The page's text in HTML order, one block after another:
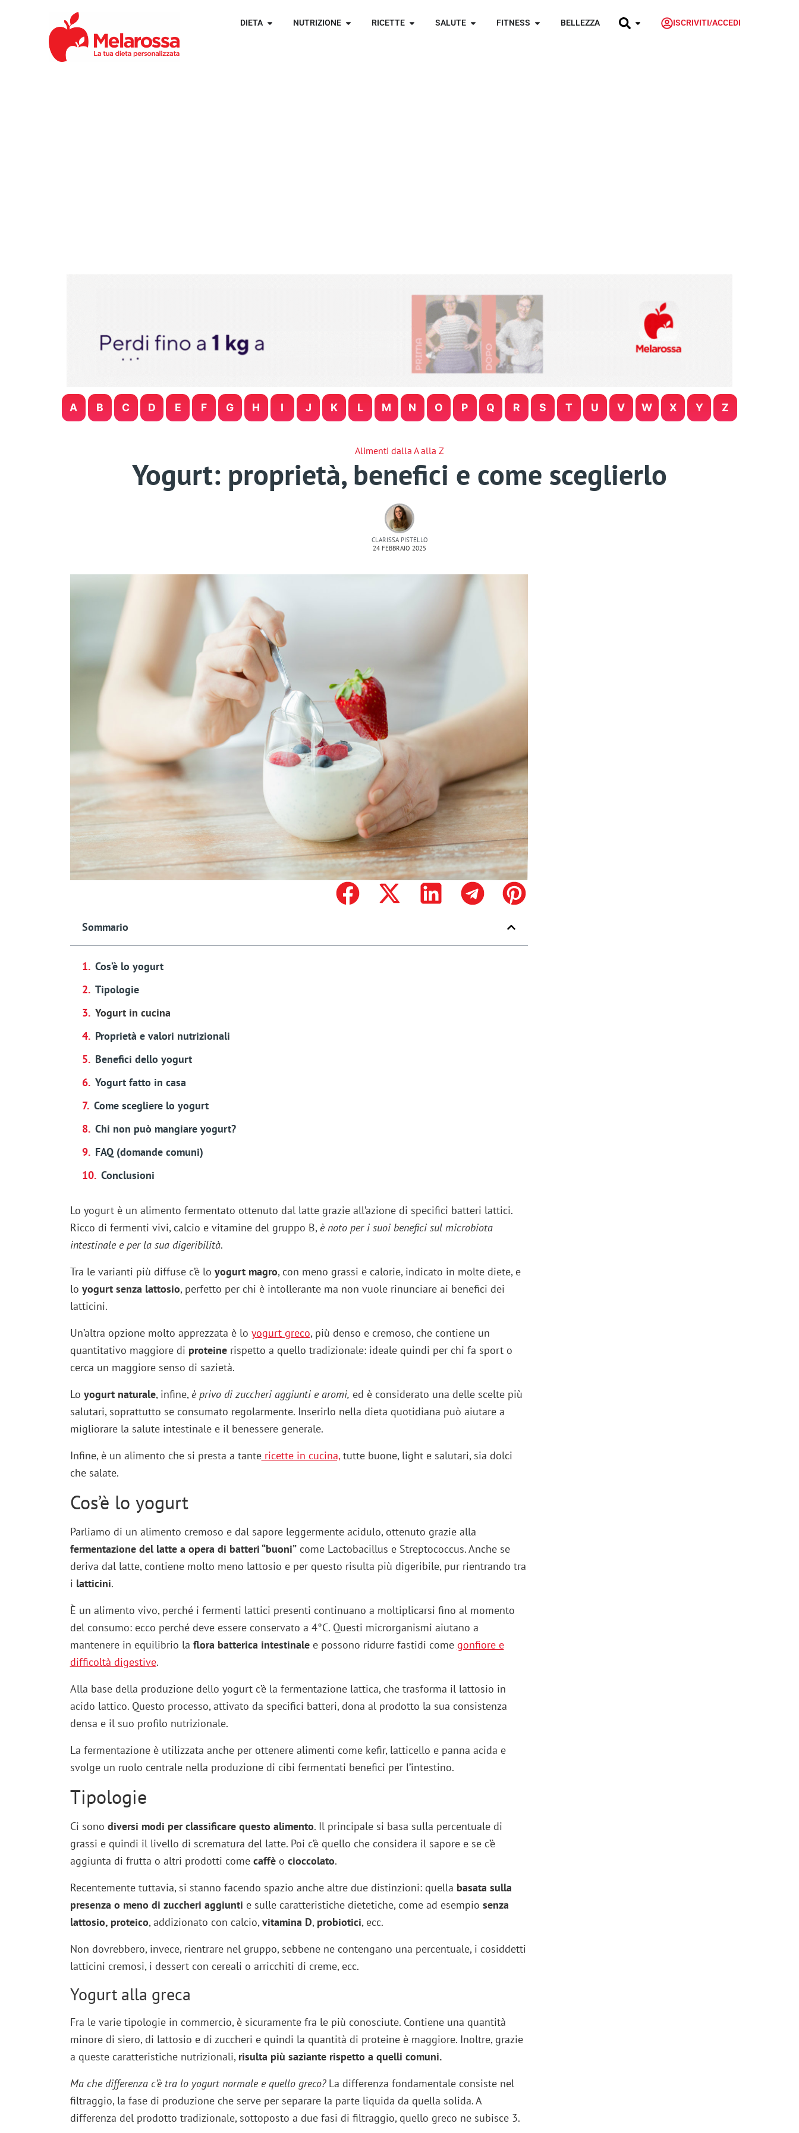
DIETA NUTRIZIONE RICETTE SALUTE FITNESS BELLEZZA ISCRIVITI/ACCEDI
A B C D E F G H I J K L M N O P Q R S T U V W X Y Z
Alimenti dalla A alla Z
Yogurt: proprietà, benefici e come sceglierlo
CLARISSA PISTELLO
24 FEBBRAIO 2025
Sommario
Cos’è lo yogurt
Tipologie
Yogurt in cucina
Proprietà e valori nutrizionali
Benefici dello yogurt
Yogurt fatto in casa
Come scegliere lo yogurt
Chi non può mangiare yogurt?
FAQ (domande comuni)
Conclusioni
Lo yogurt è un alimento fermentato ottenuto dal latte grazie all’azione di specifici batteri lattici.
Ricco di fermenti vivi, calcio e vitamine del gruppo B, è noto per i suoi benefici sul microbiota
intestinale e per la sua digeribilità.
Tra le varianti più diffuse c’è lo yogurt magro, con meno grassi e calorie, indicato in molte diete, e
lo yogurt senza lattosio, perfetto per chi è intollerante ma non vuole rinunciare ai benefici dei
latticini.
Un’altra opzione molto apprezzata è lo yogurt greco, più denso e cremoso, che contiene un
quantitativo maggiore di proteinerispetto a quello tradizionale: ideale quindi per chi fa sport o
cerca un maggiore senso di sazietà.
Lo yogurt naturale, infine, è privo di zuccheri aggiunti e aromi, ed è considerato una delle scelte più
salutari, soprattutto se consumato regolarmente. Inserirlo nella dieta quotidiana può aiutare a
migliorare la salute intestinale e il benessere generale.
Infine, è un alimento che si presta a tantericette in cucina,tutte buone, light e salutari, sia dolci
che salate.
Cos’è lo yogurt
Parliamo di un alimento cremoso e dal sapore leggermente acidulo, ottenuto grazie alla
fermentazione del latte a opera di batteri “buoni”come Lactobacillus e Streptococcus. Anche se
deriva dal latte, contiene molto meno lattosio e per questo risulta più digeribile, pur rientrando tra
i latticini.
È un alimento vivo, perché i fermenti lattici presenti continuano a moltiplicarsi fino al momento
del consumo: ecco perché deve essere conservato a 4°C. Questi microrganismi aiutano a
mantenere in equilibrio la flora batterica intestinale e possono ridurre fastidi come gonfiore e
difficoltà digestive.
Alla base della produzione dello yogurt c’è la fermentazione lattica, che trasforma il lattosio in
acido lattico. Questo processo, attivato da specifici batteri, dona al prodotto la sua consistenza
densa e il suo profilo nutrizionale.
La fermentazione è utilizzata anche per ottenere alimenti come kefir, latticello e panna acida e
svolge un ruolo centrale nella produzione di cibi fermentati benefici per l’intestino.
Tipologie
Ci sono diversi modi per classificare questo alimento. Il principale si basa sulla percentuale di
grassi e quindi il livello di scrematura del latte. Poi c’è quello che considera il sapore e se c’è
aggiunta di frutta o altri prodotti come caffè o cioccolato.
Recentemente tuttavia, si stanno facendo spazio anche altre due distinzioni: quella basata sulla
presenza o meno di zuccheri aggiunti e sulle caratteristiche dietetiche, come ad esempio senza
lattosio, proteico, addizionato con calcio,vitamina D, probiotici, ecc.
Non dovrebbero, invece, rientrare nel gruppo, sebbene ne contengano una percentuale, i cosiddetti
latticini cremosi, i dessert con cereali o arricchiti di creme, ecc.
Yogurt alla greca
Fra le varie tipologie in commercio, è sicuramente fra le più conosciute. Contiene una quantità
minore di siero, di lattosio e di zuccheri e quindi la quantità di proteine è maggiore. Inoltre, grazie
a queste caratteristiche nutrizionali, risulta più saziante rispetto a quelli comuni.
Ma che differenza c’è tra lo yogurt normale e quello greco?La differenza fondamentale consiste nel
filtraggio, la fase di produzione che serve per separare la parte liquida da quella solida. A
differenza del prodotto tradizionale, sottoposto a due fasi di filtraggio, quello greco ne subisce 3.